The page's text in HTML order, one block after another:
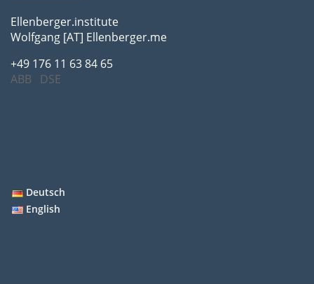
Ellenberger.institute
Wolfgang [AT] Ellenberger.me
+49 176 11 63 84 65
ABB
DSE
Deutsch
English